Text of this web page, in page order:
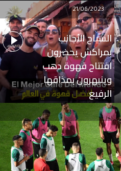
السياح الأجانب
بمراكش يحضرون
افتتاح قهوة دهب
وينبهرون بمذاقها
الرفيع
21/06/2023